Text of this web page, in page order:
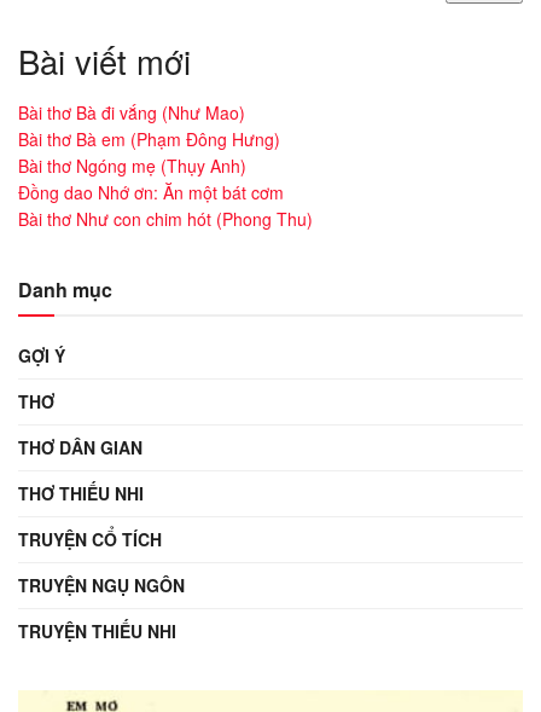
Bài viết mới
Bài thơ Bà đi vắng (Như Mao)
Bài thơ Bà em (Phạm Đông Hưng)
Bài thơ Ngóng mẹ (Thụy Anh)
Đồng dao Nhớ ơn: Ăn một bát cơm
Bài thơ Như con chim hót (Phong Thu)
Danh mục
GỢI Ý
THƠ
THƠ DÂN GIAN
THƠ THIẾU NHI
TRUYỆN CỔ TÍCH
TRUYỆN NGỤ NGÔN
TRUYỆN THIẾU NHI